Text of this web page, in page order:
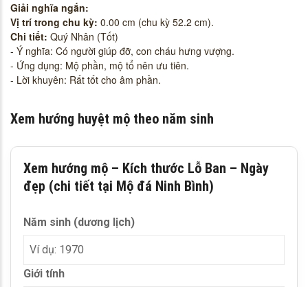
Giải nghĩa ngắn:
Vị trí trong chu kỳ: 0.00 cm (chu kỳ 52.2 cm).
Chi tiết: Quý Nhân (Tốt)
- Ý nghĩa: Có người giúp đỡ, con cháu hưng vượng.
- Ứng dụng: Mộ phần, mộ tổ nên ưu tiên.
- Lời khuyên: Rất tốt cho âm phần.
Xem hướng huyệt mộ theo năm sinh
Xem hướng mộ – Kích thước Lỗ Ban – Ngày
đẹp (chi tiết tại Mộ đá Ninh Bình)
Năm sinh (dương lịch)
Giới tính